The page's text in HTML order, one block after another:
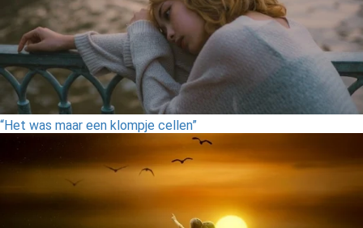
“Het was maar een klompje cellen”